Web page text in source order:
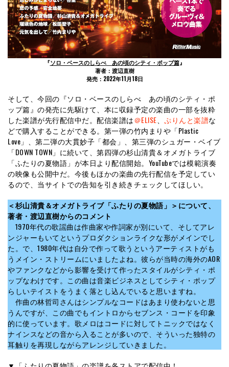
『ソロ・ベースのしらべ あの頃のシティ・ポップ篇』
著者：渡辺直樹
発売：2022年11月18日
そして、今回の『ソロ・ベースのしらべ あの頃のシティ・ポ
ップ篇』の発売に先駆けて、本に収録予定の楽曲の一部を抜粋
した楽譜が先行配信中だ。配信楽譜は＠ELISE ぷりんと楽譜な
どで購入することができる。第一弾の竹内まりや「Plastic
Love」、第二弾の大貫妙子「都会」、第三弾のシュガー・ベイブ
「DOWN TOWN」に続いて、第四弾の杉山清貴＆オメガトライブ
「ふたりの夏物語」が本日より配信開始。YouTubeでは模範演奏
の映像も公開中だ。今後もほかの楽曲の先行配信を予定してい
るので、当サイトでの告知を引き続きチェックしてほしい。
＜杉山清貴＆オメガトライブ「ふたりの夏物語」＞について、
著者・渡辺直樹からのコメント
1970年代の歌謡曲は作曲家や作詞家が別にいて、そしてアレ
ンジャーもいてというプロダクションライクな形がメインでし
た。で、1980年代は自分で作って歌うというアーティストがも
うメイン・ストリームにいましたよね。彼らが当時の海外のAOR
やファンクなどから影響を受けて作ったスタイルがシティ・ポ
ップなわけです。この曲は音楽ビジネスとしてシティ・ポップ
らしいテイストをうまく落とし込んでいると思いますね。
作曲の林哲司さんはシンプルなコードはあまり使わないと思
うんですが、この曲でもイントロからセブンス・コードを印象
的に使っています。歌メロはコードに対してトニックではなく
ナインスなどの音から入ることが多いので、そういった独特の
耳触りを再現しながらアレンジしていきました。